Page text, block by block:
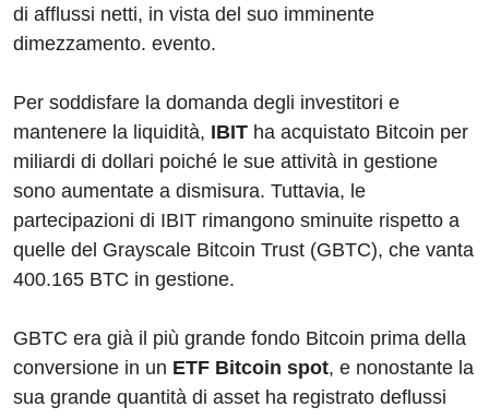
di afflussi netti, in vista del suo imminente
dimezzamento. evento.
Per soddisfare la domanda degli investitori e
mantenere la liquidità, IBIT ha acquistato Bitcoin per
miliardi di dollari poiché le sue attività in gestione
sono aumentate a dismisura. Tuttavia, le
partecipazioni di IBIT rimangono sminuite rispetto a
quelle del Grayscale Bitcoin Trust (GBTC), che vanta
400.165 BTC in gestione.
GBTC era già il più grande fondo Bitcoin prima della
conversione in un ETF Bitcoin spot, e nonostante la
sua grande quantità di asset ha registrato deflussi